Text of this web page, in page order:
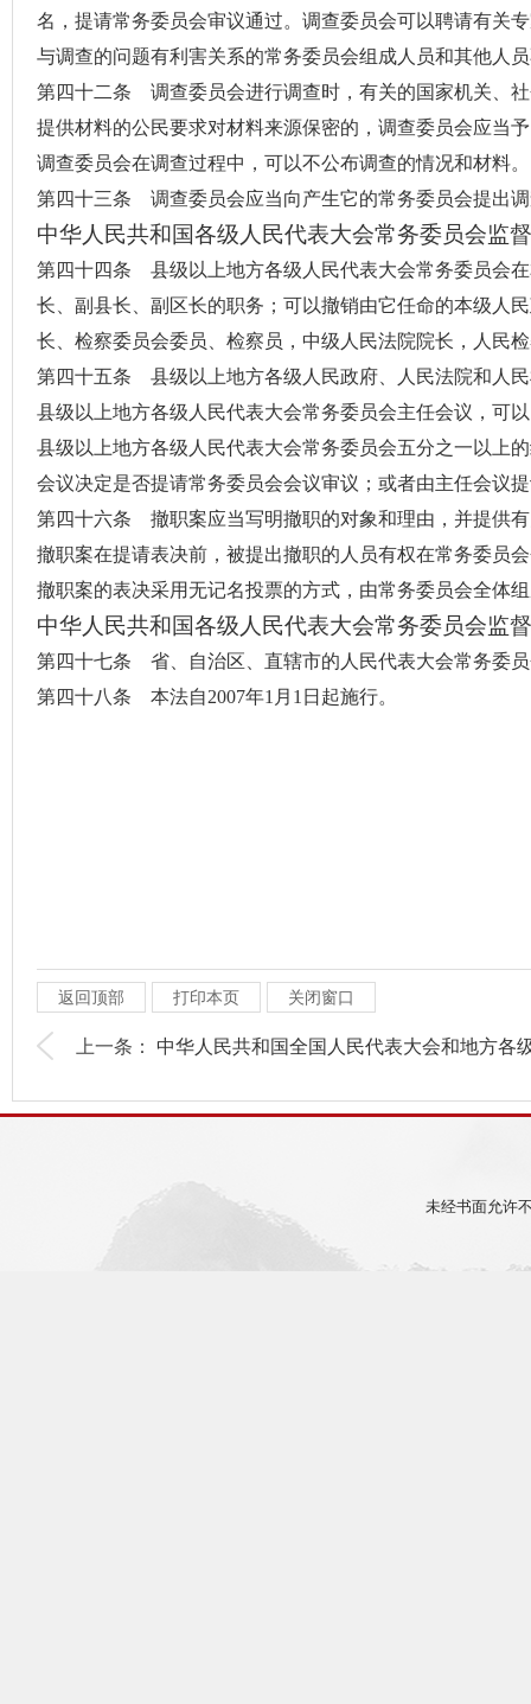
名，提请常务委员会审议通过。调查委员会可以聘请有关
与调查的问题有利害关系的常务委员会组成人员和其他人
第四十二条 调查委员会进行调查时，有关的国家机关、
提供材料的公民要求对材料来源保密的，调查委员会应当
调查委员会在调查过程中，可以不公布调查的情况和材料。
第四十三条 调查委员会应当向产生它的常务委员会提出
中华人民共和国各级人民代表大会常务委员会监
第四十四条 县级以上地方各级人民代表大会常务委员会
长、副县长、副区长的职务；可以撤销由它任命的本级人
长、检察委员会委员、检察员，中级人民法院院长，人民
第四十五条 县级以上地方各级人民政府、人民法院和人
县级以上地方各级人民代表大会常务委员会主任会议，可
县级以上地方各级人民代表大会常务委员会五分之一以上
会议决定是否提请常务委员会会议审议；或者由主任会议
第四十六条 撤职案应当写明撤职的对象和理由，并提供
撤职案在提请表决前，被提出撤职的人员有权在常务委员
撤职案的表决采用无记名投票的方式，由常务委员会全体
中华人民共和国各级人民代表大会常务委员会监
第四十七条 省、自治区、直辖市的人民代表大会常务委
第四十八条 本法自2007年1月1日起施行。
返回顶部 打印本页 关闭窗口
上一条： 中华人民共和国全国人民代表大会和地方各
未经书面允许